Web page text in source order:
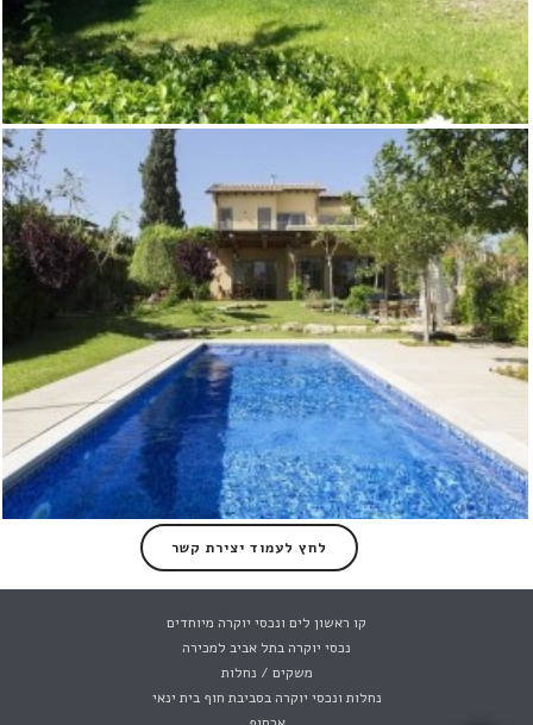
בית מקסים טובל בירוק בבני ציון- לא
אקטואלי
בני ציון,וילות
וילה מושקעת למכירה בחרוצים- לא אקטואלי
,
לחץ לעמוד יצירת קשר
קו ראשון לים ונכסי יוקרה מיוחדים
נכסי יוקרה בתל אביב למכירה
משקים / נחלות
נחלות ונכסי יוקרה בסביבת חוף בית ינאי